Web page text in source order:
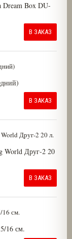
Dream Box DU-
В ЗАКАЗ
В ЗАКАЗ
World Друг-2 20
В ЗАКАЗ
16 см.